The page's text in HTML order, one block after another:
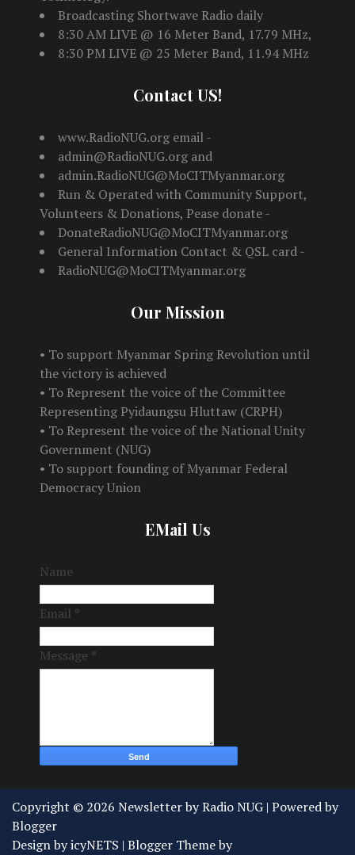
Broadcasting Shortwave Radio daily
8:30 AM LIVE @ 16 Meter Band, 17.79 MHz,
8:30 PM LIVE @ 25 Meter Band, 11.94 MHz
Contact US!
www.RadioNUG.org email -
admin@RadioNUG.org and
admin.RadioNUG@MoCITMyanmar.org
Run & Operated with Community Support,
Volunteers & Donations, Pease donate -
DonateRadioNUG@MoCITMyanmar.org
General Information Contact & QSL card -
RadioNUG@MoCITMyanmar.org
Our Mission
• To support Myanmar Spring Revolution until
the victory is achieved
• To Represent the voice of the Committee
Representing Pyidaungsu Hluttaw (CRPH)
• To Represent the voice of the National Unity
Government (NUG)
• To support founding of Myanmar Federal
Democracy Union
EMail Us
Name
Email *
Message *
Copyright © 2026 Newsletter by Radio NUG | Powered by
Blogger
Design byicyNETS | Blogger Theme by